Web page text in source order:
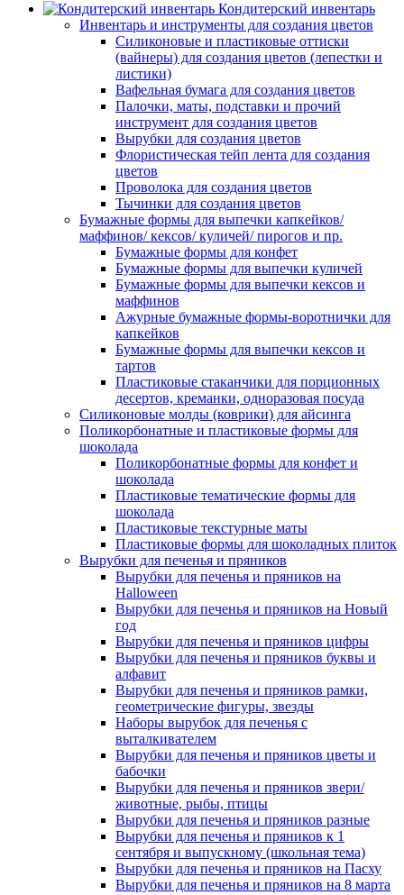
Кондитерский инвентарь
Инвентарь и инструменты для создания цветов
Силиконовые и пластиковые оттиски
(вайнеры) для создания цветов (лепестки и
листики)
Вафельная бумага для создания цветов
Палочки, маты, подставки и прочий
инструмент для создания цветов
Вырубки для создания цветов
Флористическая тейп лента для создания
цветов
Проволока для создания цветов
Тычинки для создания цветов
Бумажные формы для выпечки капкейков/
маффинов/ кексов/ куличей/ пирогов и пр.
Бумажные формы для конфет
Бумажные формы для выпечки куличей
Бумажные формы для выпечки кексов и
маффинов
Ажурные бумажные формы-воротнички для
капкейков
Бумажные формы для выпечки кексов и
тартов
Пластиковые стаканчики для порционных
десертов, креманки, одноразовая посуда
Силиконовые молды (коврики) для айсинга
Поликорбонатные и пластиковые формы для
шоколада
Поликорбонатные формы для конфет и
шоколада
Пластиковые тематические формы для
шоколада
Пластиковые текстурные маты
Пластиковые формы для шоколадных плиток
Вырубки для печенья и пряников
Вырубки для печенья и пряников на
Halloween
Вырубки для печенья и пряников на Новый
год
Вырубки для печенья и пряников цифры
Вырубки для печенья и пряников буквы и
алфавит
Вырубки для печенья и пряников рамки,
геометрические фигуры, звезды
Наборы вырубок для печенья с
выталкивателем
Вырубки для печенья и пряников цветы и
бабочки
Вырубки для печенья и пряников звери/
животные, рыбы, птицы
Вырубки для печенья и пряников разные
Вырубки для печенья и пряников к 1
сентября и выпускному (школьная тема)
Вырубки для печенья и пряников на Пасху
Вырубки для печенья и пряников на 8 марта